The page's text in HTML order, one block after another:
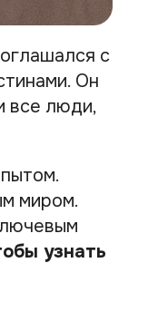
с
Он
все люди,
миром.
узнать